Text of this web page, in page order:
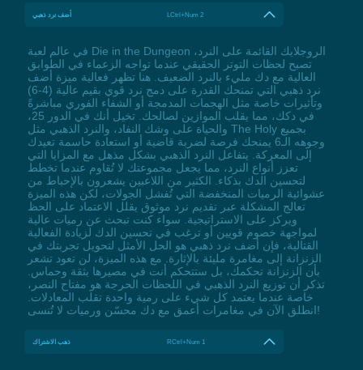
أضف نرد ذهبي LCtrl+Num 2
في عالم لعبة Die in the Dungeon الروجلايك القائمة على النرد،
تصبح لحظات التوتر الحقيقي عندما تواجه الزعماء في الطوابق
العالية مع دك مليء بالنرد الضعيف. هنا تظهر فعالية ميزة أضف
نرد ذهبي التي تمنحك القدرة على دمج نرد قوي بقيم عالية (4-6)
وتأثيرات خاصة مثل الهجمات المدمجة أو الشفاء الفوري مباشرةً
في دكك، مما يقلب الموازين لصالحك. تخيل أنك في الدور 25،
والحياة على وشك النفاد، والنرد الذهبي مثل The Holy بجميع
وجوهه الـ6 يمنحك فرصة لضربة قاضية أو استعادة حاسمة تعيدك
إلى المعركة. يتفاعل النرد الذهبي بشكل مذهل مع المزايا التي
تعزز أنواع النرد، مما يجعل مجموعتك لا تُقاوم عندما تخطط
لتحسين الدك بذكاء. الكثير من اللاعبين يشعرون بالإحباط من
عشوائية الرميات المنخفضة التي تُفشل الجولات، لكن هذه الميزة
تعالج المشكلة عبر تقديم نرد موثوق يقلل الاعتماد على الحظ
ويركز على الاستراتيجية. سواء كنت تبحث عن رميات عالية
لمواجهة خصوم قويين أو ترغب في تحسين الدك لزيادة الفعالية
القتالية، فإن أضف نرد ذهبي هو الحل الأمثل لتحويل تجربتك في
الزنزانة إلى مغامرة مليئة بالإثارة. مع هذه الميزة، لن تعود تشعر
بأن الزنزانة تحكمك، بل ستتحكم أنت في مصيرها بثقة وحماس.
تذكر أن توزيع النرد الذهبي في اللحظات الحرجة هو مفتاح النصر،
خاصة عندما يعتمد كل شيء على رمية واحدة تقلب المعادلات.
انطلق الآن في مغامرات أعمق مع دك محسّن ورميات لا تُنسى!
ذهب الاشتراك RCtrl+Num 1